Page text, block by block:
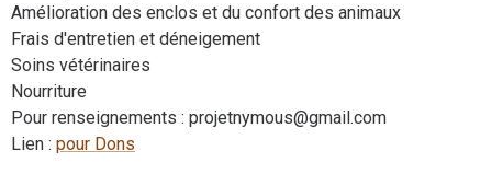
Amélioration des enclos et du confort des animaux
Frais d'entretien et déneigement
Soins vétérinaires
Nourriture
Pour renseignements : projetnymous@gmail.com
Lien : pour Dons